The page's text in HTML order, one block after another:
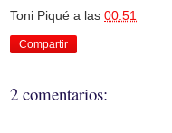
Toni Piqué a las 00:51
Compartir
2 comentarios: